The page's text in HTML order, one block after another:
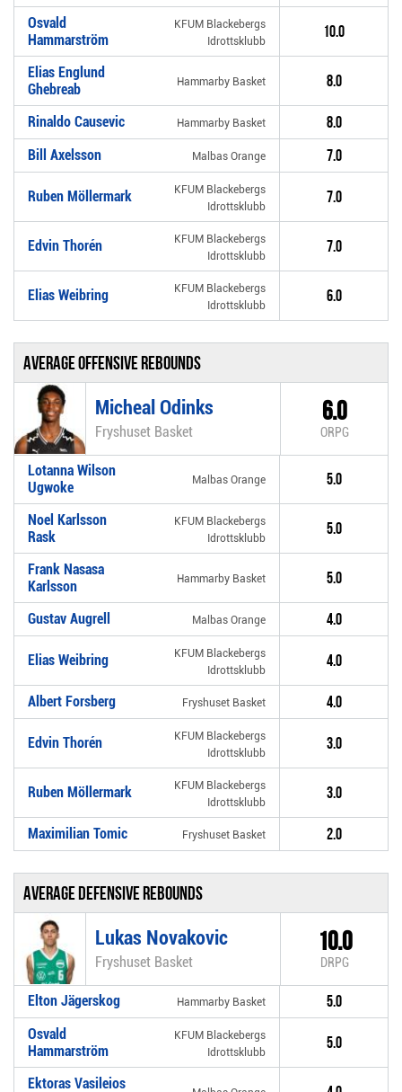
Osvald
Hammarström
KFUM Blackebergs
Idrottsklubb
10.0
Elias Englund
Ghebreab
Hammarby Basket 8.0
Rinaldo Causevic Hammarby Basket 8.0
Bill Axelsson Malbas Orange 7.0
Ruben Möllermark
KFUM Blackebergs
Idrottsklubb
7.0
Edvin Thorén
KFUM Blackebergs
Idrottsklubb
7.0
Elias Weibring
KFUM Blackebergs
Idrottsklubb
6.0
Average offensive rebounds
Micheal Odinks
Fryshuset Basket
6.0
ORPG
Lotanna Wilson
Ugwoke
Malbas Orange 5.0
Noel Karlsson
Rask
KFUM Blackebergs
Idrottsklubb
5.0
Frank Nasasa
Karlsson
Hammarby Basket 5.0
Gustav Augrell Malbas Orange 4.0
Elias Weibring
KFUM Blackebergs
Idrottsklubb
4.0
Albert Forsberg Fryshuset Basket 4.0
Edvin Thorén
KFUM Blackebergs
Idrottsklubb
3.0
Ruben Möllermark
KFUM Blackebergs
Idrottsklubb
3.0
Maximilian Tomic Fryshuset Basket 2.0
Average defensive rebounds
Lukas Novakovic
Fryshuset Basket
10.0
DRPG
Elton Jägerskog Hammarby Basket 5.0
Osvald
Hammarström
KFUM Blackebergs
Idrottsklubb
5.0
Ektoras Vasileios